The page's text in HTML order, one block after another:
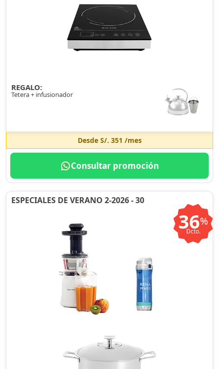
REGALO:
Tetera + infusionador
Desde S/. 351 /mes
Consultar promoción
ESPECIALES DE VERANO 2-2026 - 30
36%
Dcto.